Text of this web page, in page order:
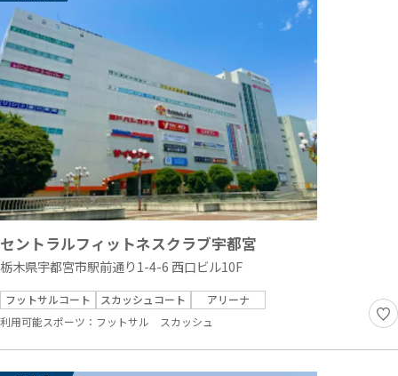
セントラルフィットネスクラブ宇都宮
栃木県宇都宮市駅前通り1-4-6 西口ビル10F
フットサルコート スカッシュコート
アリーナ
利用可能スポーツ： フットサル スカッシュ